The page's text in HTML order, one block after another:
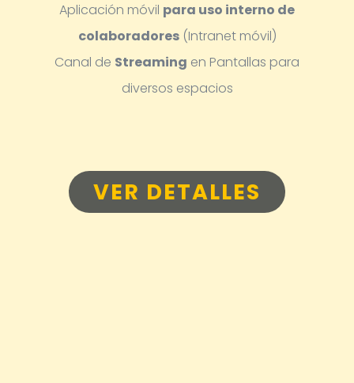
Aplicación móvil para uso interno de
colaboradores(Intranet móvil)
Canal de Streaming en Pantallas para
diversos espacios
VER DETALLES